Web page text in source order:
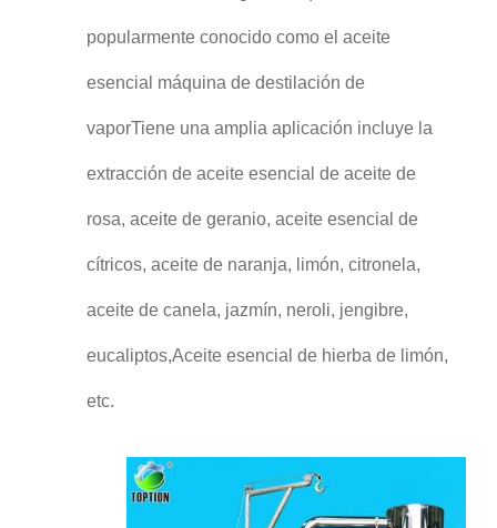
popularmente conocido como el aceite
esencial máquina de destilación de
vaporTiene una amplia aplicación incluye la
extracción de aceite esencial de aceite de
rosa, aceite de geranio, aceite esencial de
cítricos, aceite de naranja, limón, citronela,
aceite de canela, jazmín, neroli, jengibre,
eucaliptos,Aceite esencial de hierba de limón,
etc.